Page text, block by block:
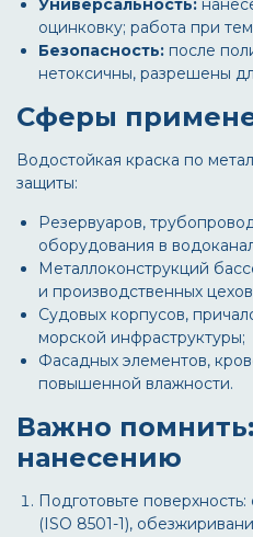
Универсальность:
оцинковку; работа при
Безопасность: после
нетоксичны, разрешены
Сферы
Водостойкая краска по
защиты:
Резервуаров,
оборудования в
Металлоконструкций
и производственных
Судовых корпусов,
морской инфраструктуры;
Фасадных элементов,
повышенной влажности.
Важно
нанесению
Подготовьте
(ISO 8501-1),